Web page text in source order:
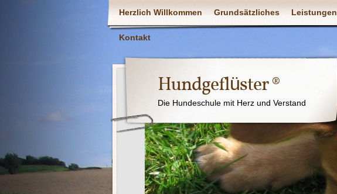
Herzlich Willkommen Grundsätzliches Leistungen
Kontakt
Hundgeflüster ®
Die Hundeschule mit Herz und Verstand